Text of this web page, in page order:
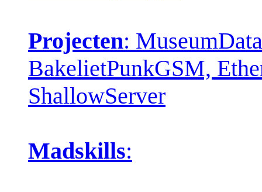
Projecten:
BakelietPunkGSM,
ShallowServer
Madskills: